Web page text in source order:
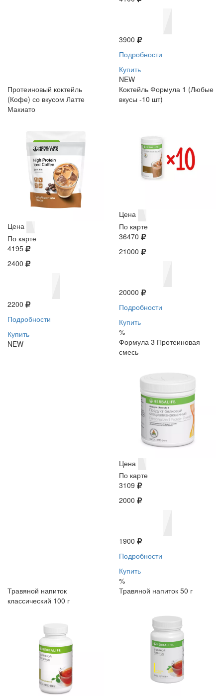
3900
Подробности
Купить
NEW
Протеиновый коктейль
(Кофе) со вкусом Латте
Макиато
Цена
По карте
4195
2400
2200
Подробности
Купить
NEW
Коктейль Формула 1 (Любые
вкусы -10 шт)
Цена
По карте
36470
21000
20000
Подробности
Купить
%
Формула 3 Протеиновая
смесь
Цена
По карте
3109
2000
1900
Подробности
Купить
%
Травяной напиток
классический 100 г
Травяной напиток 50 г